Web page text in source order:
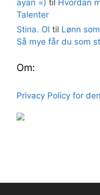
ayan =) til Hvordan
Talenter
Stina. Ol til Lønn
Så mye får du som
Om:
Privacy Policy for